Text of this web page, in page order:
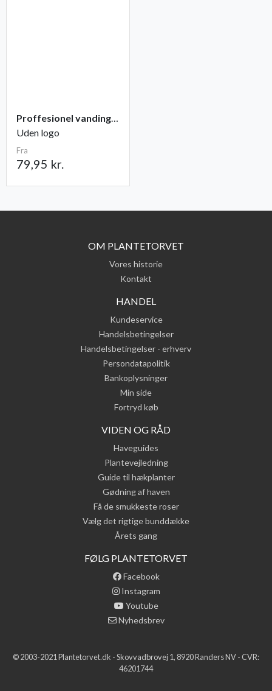
Proffesionel vandingspose 100 liter
Uden logo
Fra
79,95 kr.
OM PLANTETORVET
Vores historie
Kontakt
HANDEL
Kundeservice
Handelsbetingelser
Handelsbetingelser - erhverv
Persondatapolitik
Bankoplysninger
Min side
Fortryd køb
VIDEN OG RÅD
Haveguides
Plantevejledning
Guide til hækplanter
Gødning af haven
Få de smukkeste roser
Vælg det rigtige bunddække
Årets gang
FØLG PLANTETORVET
Facebook
Instagram
Youtube
Nyhedsbrev
© 2003-2021 Plantetorvet.dk - Skovvadbrovej 1, 8920 Randers NV - CVR:
46201744